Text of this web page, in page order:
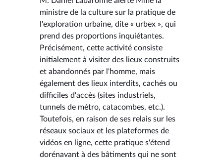
ministre de la culture sur la pratique de
l'exploration urbaine, dite « urbex », qui
prend des proportions inquiétantes.
Précisément, cette activité consiste
initialement à visiter des lieux construits
et abandonnés par l'homme, mais
également des lieux interdits, cachés ou
difficiles d'accès (sites industriels,
tunnels de métro, catacombes, etc.).
Toutefois, en raison de ses relais sur les
réseaux sociaux et les plateformes de
vidéos en ligne, cette pratique s'étend
dorénavant à des bâtiments qui ne sont